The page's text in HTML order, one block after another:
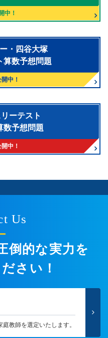
中！
・四谷大塚
算数予想問題
中！
ーテスト
数予想問題
中！
Us
倒的な実力を
さい！
教師を選定いたします。